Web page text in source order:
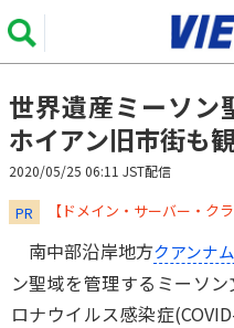
世界遺産ミーソ
ホイアン旧市街も
2020/05/25 06:11 JST配信
PR 【ドメイン・サーバー・ク
南中部沿岸地方クアンナ
ン聖域を管理するミーソ
ロナウイルス感染症